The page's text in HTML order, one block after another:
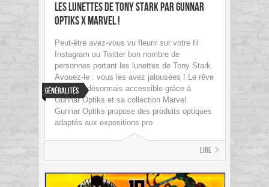
Généralités
Les lunettes de Tony Stark par Gunnar
Optiks x Marvel !
Peut-être avez-vous vu fleurir sur votre fil
Instagram ou Twitter bon nombre de
personnes portant les lunettes de Tony Stark.
Avouez-le : vous les avez jalousées ! Le rêve
vous est désormais accessible grâce à
Gunnar Optiks et sa collection Marvel.
Gunnar Optiks propose des produits optiques
adaptés aux expositions pro
Lire